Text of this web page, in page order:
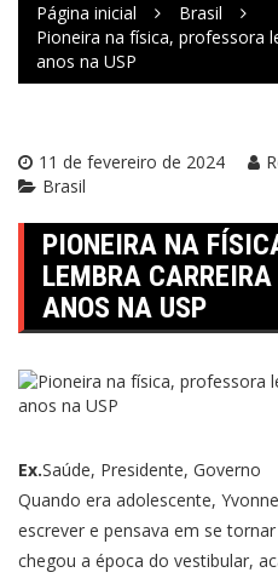
Página inicial
Brasil
Pioneira na física, professora
anos na USP
11 de fevereiro de 2024
Brasil
PIONEIRA NA
LEMBRA
ANOS NA USP
Ex.Saúde, Presidente, Governo
Quando era adolescente,
escrever e pensava em se
chegou a época do vestibular,